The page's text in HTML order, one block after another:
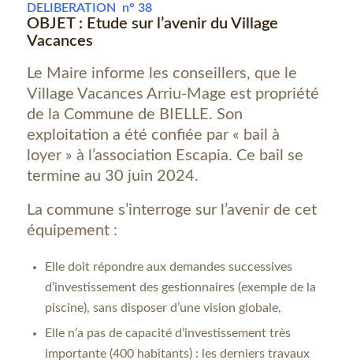
DELIBERATION n° 38
OBJET : Etude sur l’avenir du Village
Vacances
Le Maire informe les conseillers, que le
Village Vacances Arriu-Mage est propriété
de la Commune de BIELLE. Son
exploitation a été confiée par « bail à
loyer » à l’association Escapia. Ce bail se
termine au 30 juin 2024.
La commune s’interroge sur l’avenir de cet
équipement :
Elle doit répondre aux demandes successives
d’investissement des gestionnaires (exemple de la
piscine), sans disposer d’une vision globale,
Elle n’a pas de capacité d’investissement très
importante (400 habitants) : les derniers travaux